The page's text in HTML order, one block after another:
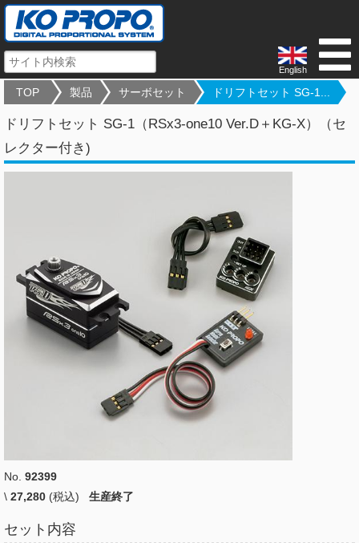
English
TOP 製品 サーボセット ドリフトセット SG-1...
ドリフトセット SG-1（RSx3-one10 Ver.D＋KG-X）（セ
レクター付き)
No. 92399
\ 27,280 (税込) 生産終了
セット内容